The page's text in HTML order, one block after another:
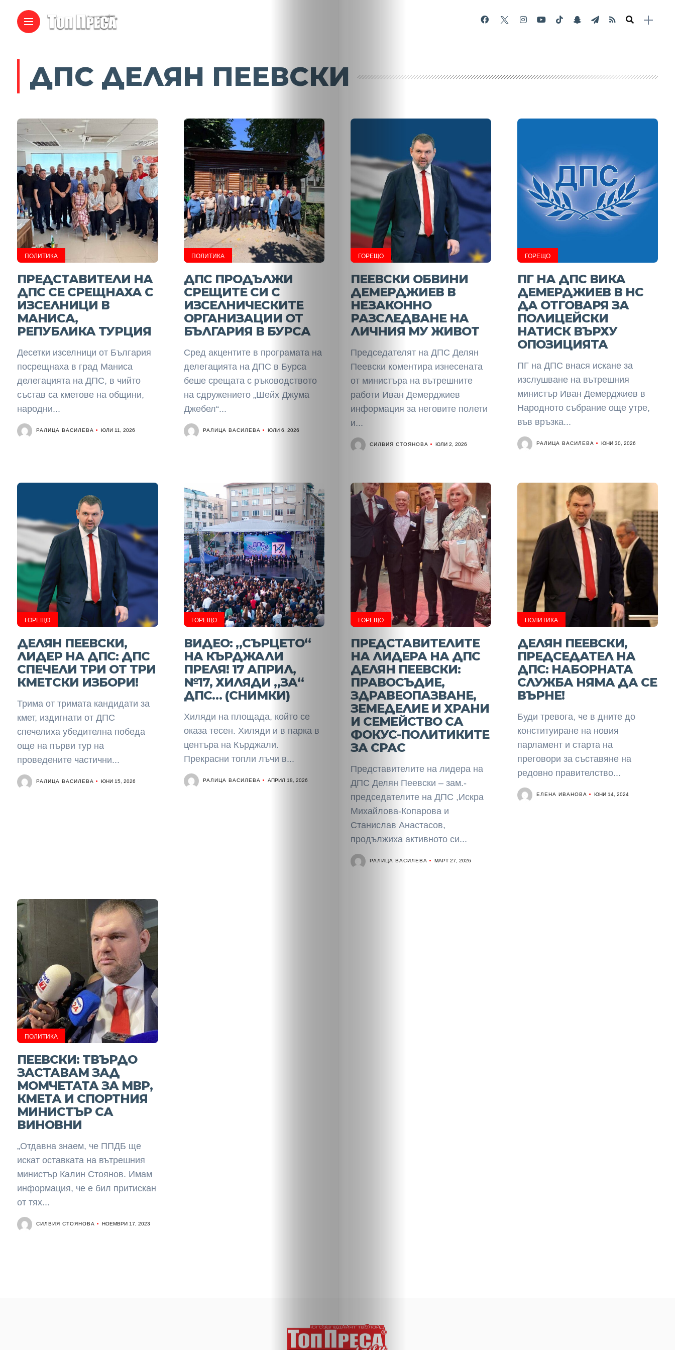
НАЧАЛО
Политика
Разследване
Спорт
Скандали
Култура
Светско
Крими
Малки
Таблоид
ДПС ДЕЛЯН ПЕЕВСКИ
ПОЛИТИКА
ПРЕДСТАВИТЕЛИ НА
ДПС СЕ СРЕЩНАХА С
ИЗСЕЛНИЦИ В
МАНИСА,
РЕПУБЛИКА ТУРЦИЯ
Десетки изселници от България
посрещнаха в град Маниса
делегацията на ДПС, в чийто
състав са кметове на общини,
народни...
РАЛИЦА ВАСИЛЕВА ЮЛИ 11, 2026
ПОЛИТИКА
ДПС ПРОДЪЛЖИ
СРЕЩИТЕ СИ С
ИЗСЕЛНИЧЕСКИТЕ
ОРГАНИЗАЦИИ ОТ
БЪЛГАРИЯ В БУРСА
Сред акцентите в програмата на
делегацията на ДПС в Бурса
беше срещата с ръководството
на сдружението „Шейх Джума
Джебел“...
РАЛИЦА ВАСИЛЕВА ЮЛИ 6, 2026
ГОРЕЩО
ПЕЕВСКИ ОБВИНИ
ДЕМЕРДЖИЕВ В
НЕЗАКОННО
РАЗСЛЕДВАНЕ НА
ЛИЧНИЯ МУ ЖИВОТ
Председателят на ДПС Делян
Пеевски коментира изнесената
от министъра на вътрешните
работи Иван Демерджиев
информация за неговите полети
и...
СИЛВИЯ СТОЯНОВА ЮЛИ 2, 2026
ГОРЕЩО
ПГ НА ДПС ВИКА
ДЕМЕРДЖИЕВ В НС
ДА ОТГОВАРЯ ЗА
ПОЛИЦЕЙСКИ
НАТИСК ВЪРХУ
ОПОЗИЦИЯТА
ПГ на ДПС внася искане за
изслушване на вътрешния
министър Иван Демерджиев в
Народното събрание още утре,
във връзка...
РАЛИЦА ВАСИЛЕВА ЮНИ 30, 2026
ГОРЕЩО
ДЕЛЯН ПЕЕВСКИ,
ЛИДЕР НА ДПС: ДПС
СПЕЧЕЛИ ТРИ ОТ ТРИ
КМЕТСКИ ИЗБОРИ!
Трима от тримата кандидати за
кмет, издигнати от ДПС
спечелиха убедителна победа
още на първи тур на
проведените частични...
РАЛИЦА ВАСИЛЕВА ЮНИ 15, 2026
ГОРЕЩО
ВИДЕО: „СЪРЦЕТО“
НА КЪРДЖАЛИ
ПРЕЛЯ! 17 АПРИЛ,
№17, ХИЛЯДИ „ЗА“
ДПС… (СНИМКИ)
Хиляди на площада, който се
оказа тесен. Хиляди и в парка в
центъра на Кърджали.
Прекрасни топли лъчи в...
РАЛИЦА ВАСИЛЕВА АПРИЛ 18, 2026
ГОРЕЩО
ПРЕДСТАВИТЕЛИТЕ
НА ЛИДЕРА НА ДПС
ДЕЛЯН ПЕЕВСКИ:
ПРАВОСЪДИЕ,
ЗДРАВЕОПАЗВАНЕ,
ЗЕМЕДЕЛИЕ И ХРАНИ
И СЕМЕЙСТВО СА
ФОКУС-ПОЛИТИКИТЕ
ЗА СРАС
Представителите на лидера на
ДПС Делян Пеевски – зам.-
председателите на ДПС ,Искра
Михайлова-Копарова и
Станислав Анастасов,
продължиха активното си...
РАЛИЦА ВАСИЛЕВА МАРТ 27, 2026
ПОЛИТИКА
ДЕЛЯН ПЕЕВСКИ,
ПРЕДСЕДАТЕЛ НА
ДПС: НАБОРНАТА
СЛУЖБА НЯМА ДА СЕ
ВЪРНЕ!
Буди тревога, че в дните до
конституиране на новия
парламент и старта на
преговори за съставяне на
редовно правителство...
ЕЛЕНА ИВАНОВА ЮНИ 14, 2024
ПОЛИТИКА
ПЕЕВСКИ: ТВЪРДО
ЗАСТАВАМ ЗАД
МОМЧЕТАТА ЗА МВР,
КМЕТА И СПОРТНИЯ
МИНИСТЪР СА
ВИНОВНИ
„Отдавна знаем, че ППДБ ще
искат оставката на вътрешния
министър Калин Стоянов. Имам
информация, че е бил притискан
от тях...
СИЛВИЯ СТОЯНОВА НОЕМВРИ 17, 2023